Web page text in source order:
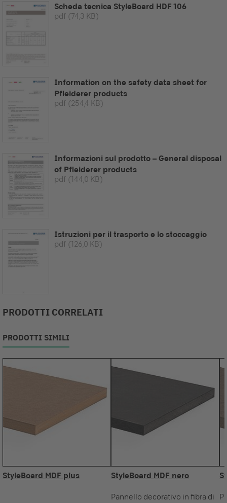
Scheda tecnica StyleBoard HDF 106
pdf (74,3 KB)
Information on the safety data sheet for
Pfleiderer products
pdf (254,4 KB)
Informazioni sul prodotto – General disposal
of Pfleiderer products
pdf (144,0 KB)
Istruzioni per il trasporto e lo stoccaggio
pdf (126,0 KB)
PRODOTTI CORRELATI
PRODOTTI SIMILI
StyleBoard MDF plus StyleBoard MDF nero
Pannello decorativo in fibra di